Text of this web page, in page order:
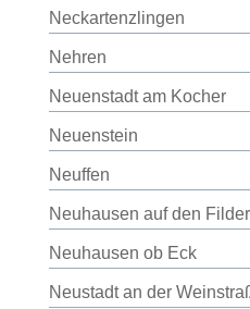
Neckartenzlingen
Nehren
Neuenstadt am Kocher
Neuenstein
Neuffen
Neuhausen auf den
Neuhausen ob Eck
Neustadt an der